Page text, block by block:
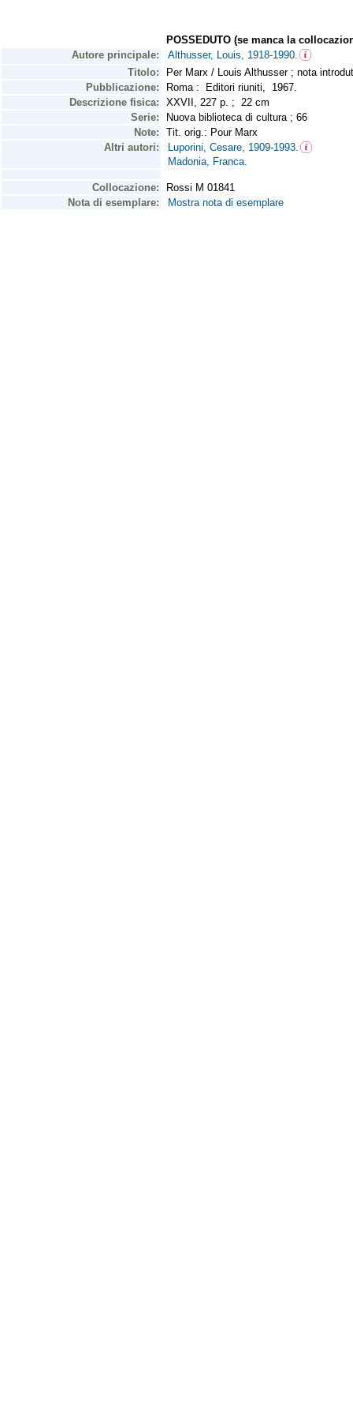
POSSEDUTO (se manca la
Autore principale:
Althusser, Louis, 1918-1990.
Titolo:
Per Marx / Louis Althusser ; nota
Pubblicazione:
Roma : Editori riuniti, 1967.
Descrizione fisica:
XXVII, 227 p. ; 22 cm
Serie:
Nuova biblioteca di cultura ; 66
Note:
Tit. orig.: Pour Marx
Altri autori:
Luporini, Cesare, 1909-1993.
Madonia, Franca.
Collocazione:
Rossi M 01841
Nota di esemplare:
Mostra nota di esemplare